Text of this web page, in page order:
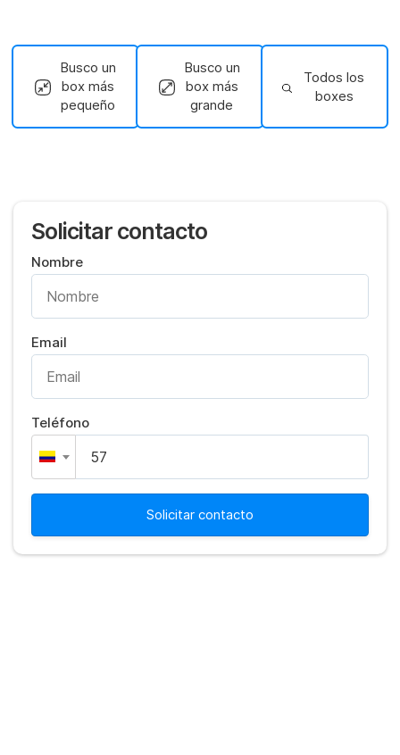
Busco un
box más
pequeño
Busco un
box más
grande
Todos los
boxes
Solicitar contacto
Nombre
Email
Teléfono
Solicitar contacto